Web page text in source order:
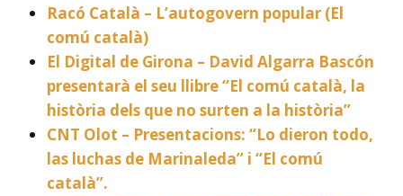
Racó Català – L’autogovern popular (El
comú català)
El Digital de Girona – David Algarra Bascón
presentarà el seu llibre “El comú català, la
història dels que no surten a la història”
CNT Olot – Presentacions: “Lo dieron todo,
las luchas de Marinaleda” i “El comú
català”.